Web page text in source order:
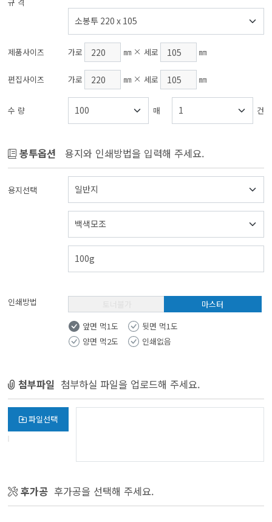
제품사이즈 가로 ㎜ 세로 ㎜
편집사이즈 가로 ㎜ 세로 ㎜
수 량 매 건
봉투옵션 용지와 인쇄방법을 입력해 주세요.
용지선택
인쇄방법
마스터
앞면 먹1도
뒷면 먹1도
양면 먹2도
인쇄없음
첨부파일 첨부하실 파일을 업로드해 주세요.
파일선택
후가공 후가공을 선택해 주세요.